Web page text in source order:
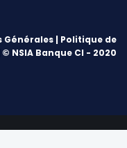
Générales | Politique de
© NSIA Banque CI - 2020